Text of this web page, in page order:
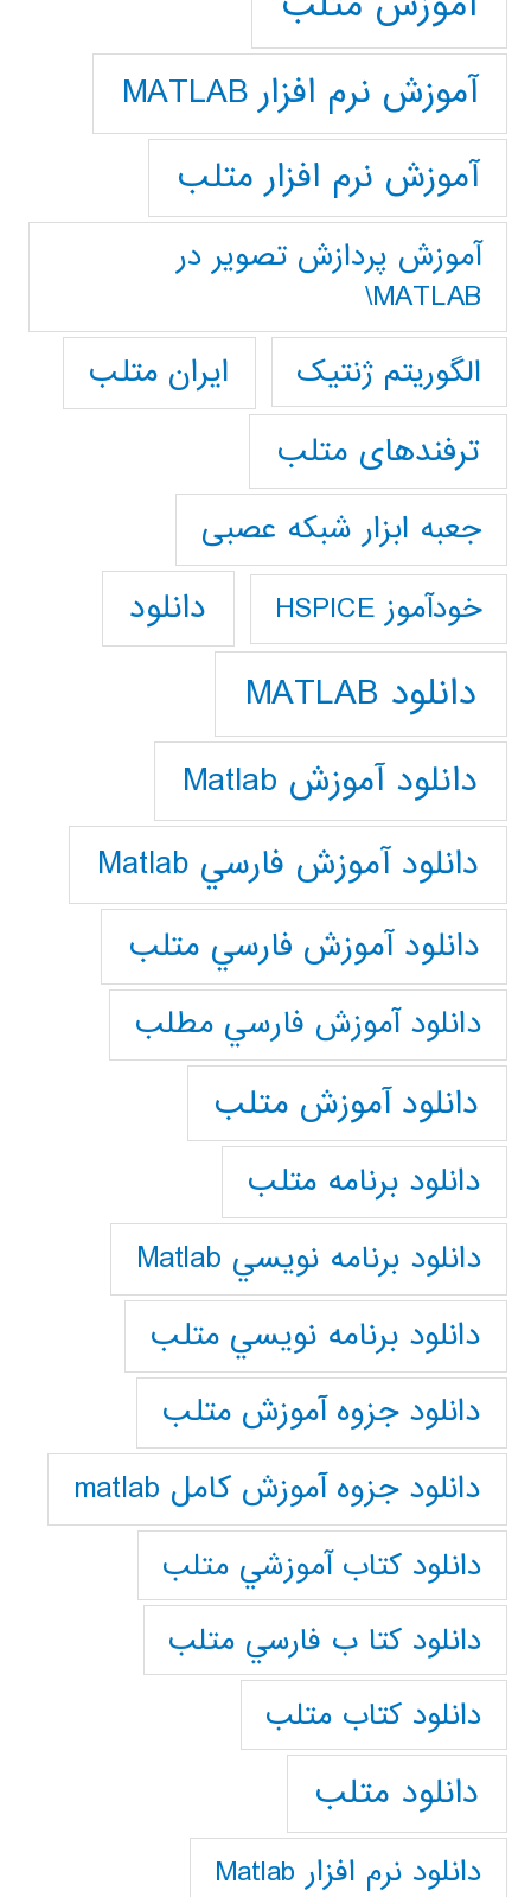
آموزش نرم افزار MATLAB
آموزش نرم افزار متلب
آموزش پردازش تصوير در
MATLAB\
الگوریتم ژنتیک
ایران متلب
ترفندهای متلب
جعبه ابزار شبکه عصبی
خودآموز HSPICE دانلود
دانلود MATLAB
دانلود آموزش Matlab
دانلود آموزش فارسي Matlab
دانلود آموزش فارسي متلب
دانلود آموزش فارسي مطلب
دانلود آموزش متلب
دانلود برنامه متلب
دانلود برنامه نويسي Matlab
دانلود برنامه نويسي متلب
دانلود جزوه آموزش متلب
دانلود جزوه آموزش کامل matlab
دانلود كتاب آموزشي متلب
دانلود كتا ب فارسي متلب
دانلود كتاب متلب
دانلود متلب
دانلود نرم افزار Matlab